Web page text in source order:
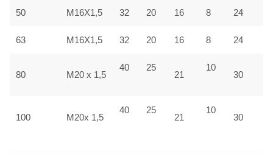
50 M16X1,5 32 20 16 8 24
63 M16X1,5 32 20 16 8 24
80 M20 x 1,5
40 25
21
10
30
100 M20x 1,5
40 25
21
10
30